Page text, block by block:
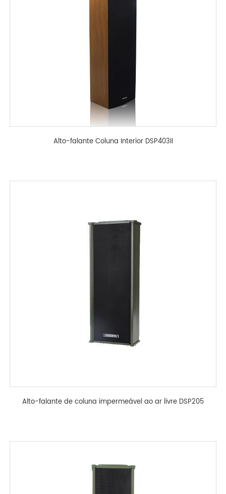
Alto-falante Coluna Interior DSP403II
Alto-falante de coluna impermeável ao ar livre DSP205